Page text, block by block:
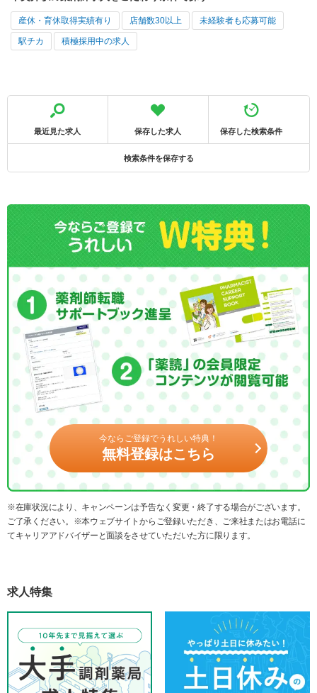
産休・育休取得実績有り 店舗数30以上 未経験者も応募可能
駅チカ 積極採用中の求人
最近見た求人 保存した求人 保存した検索条件
検索条件を保存する
今ならご登録でうれしい特典！
無料登録はこちら
※在庫状況により、キャンペーンは予告なく変更・終了する場合がございます。
ご了承ください。※本ウェブサイトからご登録いただき、ご来社またはお電話に
てキャリアアドバイザーと面談をさせていただいた方に限ります。
求人特集